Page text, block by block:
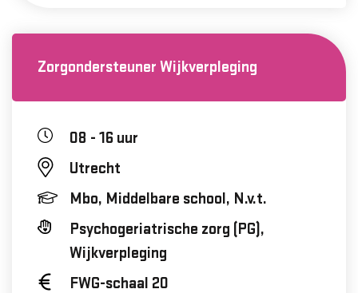
Zorgondersteuner Wijkverpleging
08 - 16 uur
Utrecht
Mbo, Middelbare school, N.v.t.
Psychogeriatrische zorg (PG),
Wijkverpleging
FWG-schaal 20